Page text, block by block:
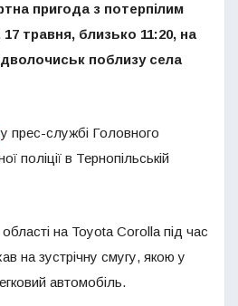
пригода з потерпілим
травня, близько 11:20, на
поблизу села
у прес-службі Головного
поліції в Тернопільській
на Toyota Corolla під час
на зустрічну смугу, якою у
автомобіль.